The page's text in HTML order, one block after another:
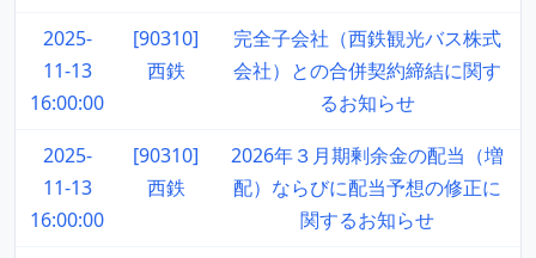
2025-
11-13
16:00:00
[90310]
西鉄
完全子会社（西鉄観光バス株式
会社）との合併契約締結に関す
るお知らせ
2025-
11-13
16:00:00
[90310]
西鉄
2026年３月期剰余金の配当（増
配）ならびに配当予想の修正に
関するお知らせ